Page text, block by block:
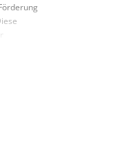
und
und